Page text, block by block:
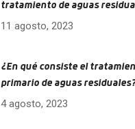
tratamiento de aguas
11 agosto, 2023
¿En qué consiste el
primario de aguas
4 agosto, 2023